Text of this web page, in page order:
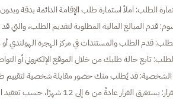
الطلب: املأ استمارة طلب الإقامة الدائمة بدقة
قدم المبالغ المالية المطلوبة لتقديم الطلب، والتي قد تصل إلى حوالي
قدم الطلب والمستندات في مركز الهجرة الهولندي أو
تابع حالة طلبك من خلال الموقع الإلكتروني أو
الشخصية: قد يُطلب منك حضور مقابلة شخصية
القرار عادةً من 6 إلى 12 شهرًا، حسب تعقيد الطلب.